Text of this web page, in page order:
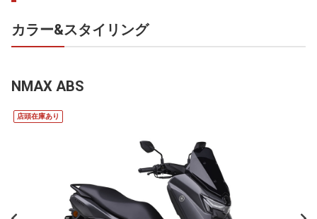
カラー&スタイリング
NMAX ABS
店頭在庫あり